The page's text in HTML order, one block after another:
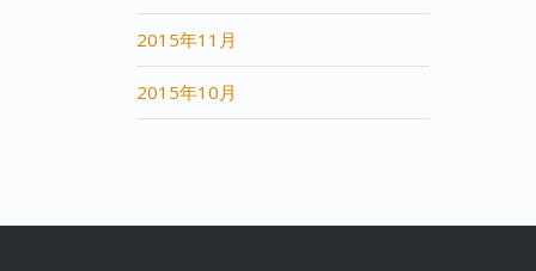
2015年11月
2015年10月